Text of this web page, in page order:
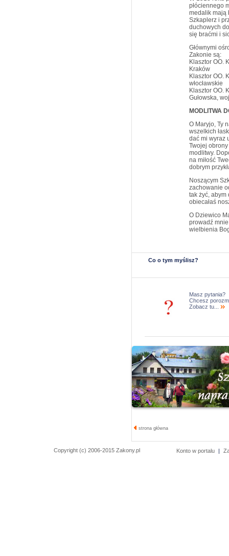
płóciennego
medalik mają
Szkaplerz i
duchowych
się braćmi i
Głównymi
Zakonie są:
Klasztor OO.
Kraków
Klasztor OO.
włocławskie
Klasztor OO.
Gułowska,
MODLITWA
O Maryjo, Ty
wszelkich
dać mi wyraz
Twojej
modlitwy.
na miłość
dobrym
Noszącym
zachowanie
tak żyć, abym
obiecałaś
O Dziewico
prowadź mnie
wielbienia
Co o tym myślisz?
Masz pytania?
Chcesz
Zobacz tu...
strona główna
Copyright (c) 2006-2015 Zakony.pl Konto w portalu |